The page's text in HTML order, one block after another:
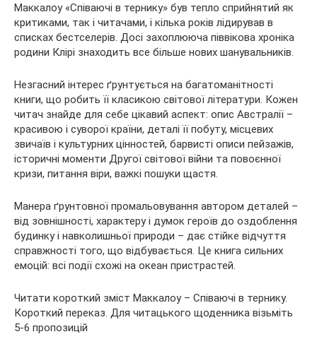
Маккалоу «Співаючі в тернику» був тепло сприйнятий як
критиками, так і читачами, і кілька років лідирував в
списках бестселерів. Досі захоплююча піввікова хроніка
родини Клірі знаходить все більше нових шанувальників.
Незгасний інтерес ґрунтується на багатоманітності
книги, що робить її класикою світової літератури. Кожен
читач знайде для себе цікавий аспект: опис Австралії –
красивою і суворої країни, деталі її побуту, місцевих
звичаїв і культурних цінностей, барвисті описи пейзажів,
історичні моменти Другої світової війни та повоєнної
кризи, питання віри, важкі пошуки щастя.
Манера ґрунтовної промальовування автором деталей –
від зовнішності, характеру і думок героїв до оздоблення
будинку і навколишньої природи – дає стійке відчуття
справжності того, що відбувається. Це книга сильних
емоцій: всі події схожі на океан пристрастей.
Читати короткий зміст Маккалоу – Співаючі в тернику.
Короткий переказ. Для читацького щоденника візьміть
5-6 пропозицій